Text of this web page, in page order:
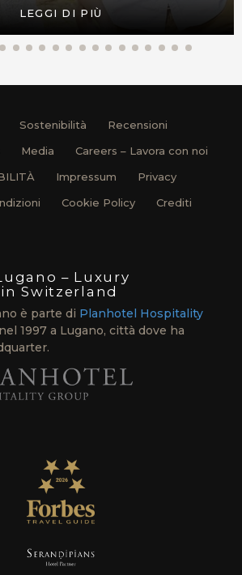
LEGGI DI PIÙ
Sostenibilità
Recensioni
Media
Careers – Lavora con noi
Impressum
Privacy
Cookie Policy Crediti
– Luxury
Switzerland
è parte di Planhotel Hospitality
1997 a Lugano, città dove ha